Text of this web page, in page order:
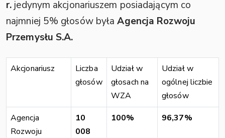
r.jedynym akcjonariuszem posiadającym co
najmniej 5% głosów byłaAgencja Rozwoju
Przemysłu S.A.
Akcjonariusz
Liczba
głosów
Udział w
głosach na
WZA
Udział w
ogólnej liczbie
głosów
Agencja
Rozwoju
10
008
100% 96,37%